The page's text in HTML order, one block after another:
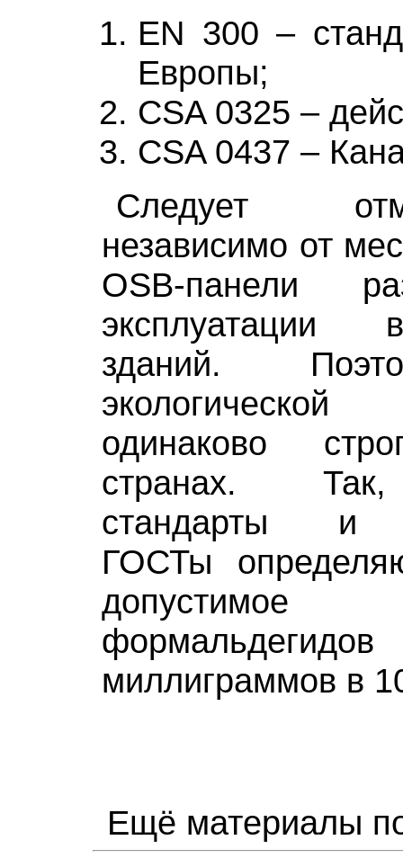
EN 300 –
Европы;
CSA 0325 –
CSA 0437 –
Следует
независимо от
OSB-панели
эксплуатации
зданий.
экологической
одинаково
странах.
стандарты и
ГОСТы
миллиграммов в
Ещё материалы